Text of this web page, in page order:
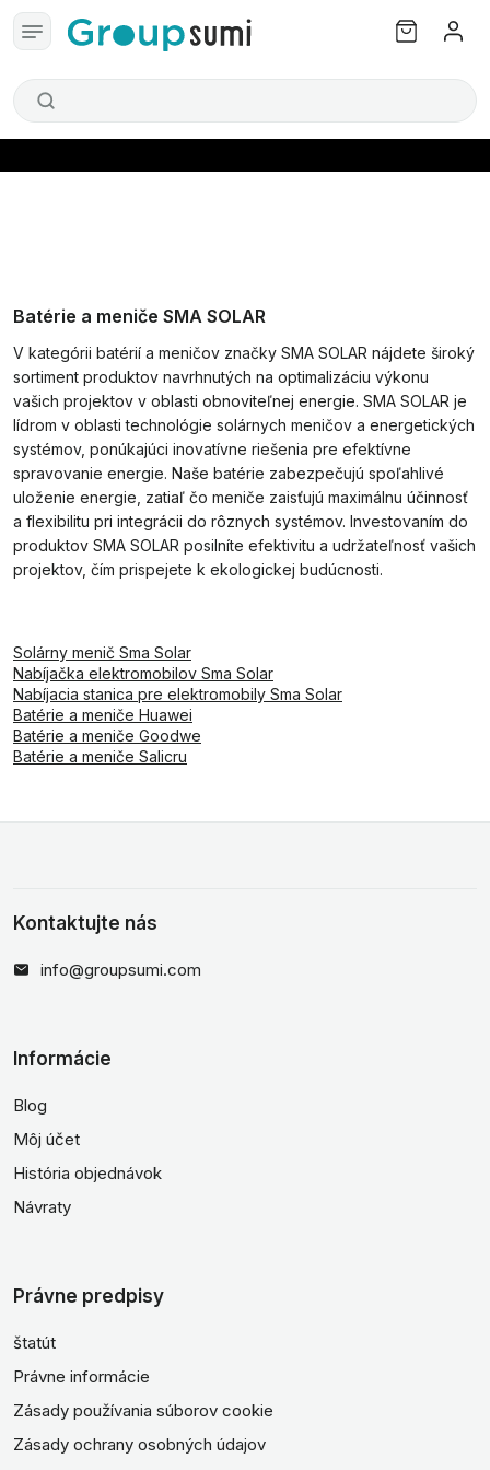
Batérie a meniče SMA SOLAR
V kategórii batérií a meničov značky SMA SOLAR nájdete široký
sortiment produktov navrhnutých na optimalizáciu výkonu
vašich projektov v oblasti obnoviteľnej energie. SMA SOLAR je
lídrom v oblasti technológie solárnych meničov a energetických
systémov, ponúkajúci inovatívne riešenia pre efektívne
spravovanie energie. Naše batérie zabezpečujú spoľahlivé
uloženie energie, zatiaľ čo meniče zaisťujú maximálnu účinnosť
a flexibilitu pri integrácii do rôznych systémov. Investovaním do
produktov SMA SOLAR posilníte efektivitu a udržateľnosť vašich
projektov, čím prispejete k ekologickej budúcnosti.
Solárny menič Sma Solar
Nabíjačka elektromobilov Sma Solar
Nabíjacia stanica pre elektromobily Sma Solar
Batérie a meniče Huawei
Batérie a meniče Goodwe
Batérie a meniče Salicru
Kontaktujte nás
info@groupsumi.com
Informácie
Blog
Môj účet
História objednávok
Návraty
Právne predpisy
štatút
Právne informácie
Zásady používania súborov cookie
Zásady ochrany osobných údajov